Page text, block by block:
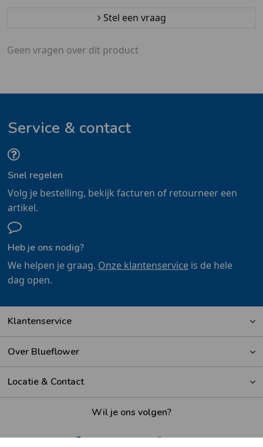
Stel een vraag
Geen vragen over dit product
Service & contact
Snel regelen
Volg je bestelling, bekijk facturen of retourneer een
artikel.
Heb je ons nodig?
We helpen je graag. Onze klantenserviceis de hele
dag open.
Klantenservice
Over Blueflower
Locatie & Contact
Wil je ons volgen?